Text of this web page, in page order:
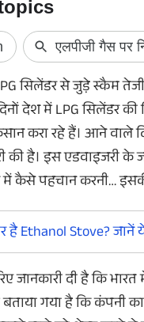
सिलेंडर से जुड़े स्कैम
देश में LPG सिलेंडर
करा रहे हैं। आने वाले
की है। इस एडवाइजरी
पहचान करनी…
है Ethanol Stove?
जानकारी दी है कि भारत
बताया गया है कि